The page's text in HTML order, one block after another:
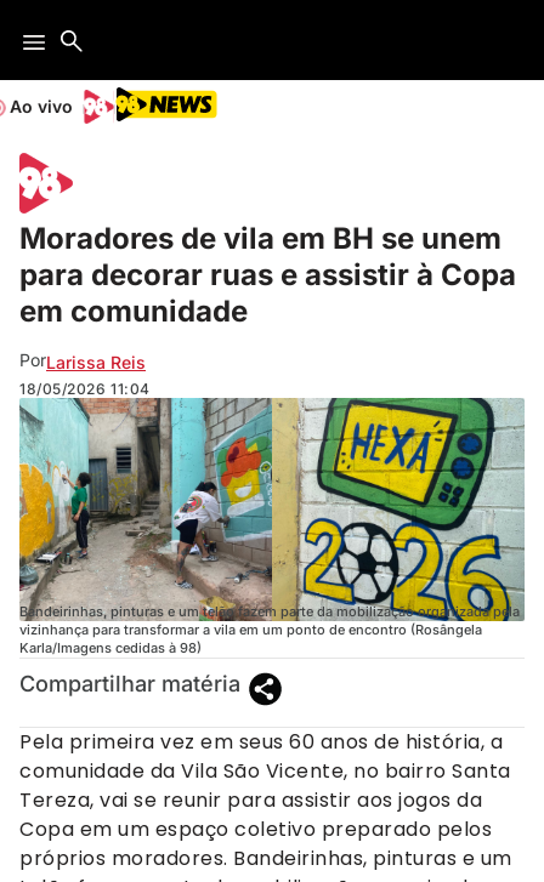
Ao vivo
Moradores de vila em BH se unem
para decorar ruas e assistir à Copa
em comunidade
PorLarissa Reis
18/05/2026 11:04
Bandeirinhas, pinturas e um telão fazem parte da mobilização organizada pela
vizinhança para transformar a vila em um ponto de encontro (Rosângela
Karla/Imagens cedidas à 98)
Compartilhar matéria
Pela primeira vez em seus 60 anos de história, a
comunidade da Vila São Vicente, no bairro Santa
Tereza, vai se reunir para assistir aos jogos da
Copa em um espaço coletivo preparado pelos
próprios moradores. Bandeirinhas, pinturas e um